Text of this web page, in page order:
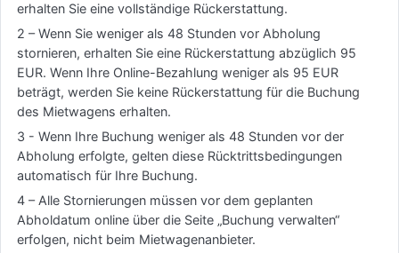
erhalten Sie eine vollständige Rückerstattung.
2 – Wenn Sie weniger als 48 Stunden vor Abholung
stornieren, erhalten Sie eine Rückerstattung abzüglich 95
EUR. Wenn Ihre Online-Bezahlung weniger als 95 EUR
beträgt, werden Sie keine Rückerstattung für die Buchung
des Mietwagens erhalten.
3 - Wenn Ihre Buchung weniger als 48 Stunden vor der
Abholung erfolgte, gelten diese Rücktrittsbedingungen
automatisch für Ihre Buchung.
4 – Alle Stornierungen müssen vor dem geplanten
Abholdatum online über die Seite „Buchung verwalten“
erfolgen, nicht beim Mietwagenanbieter.